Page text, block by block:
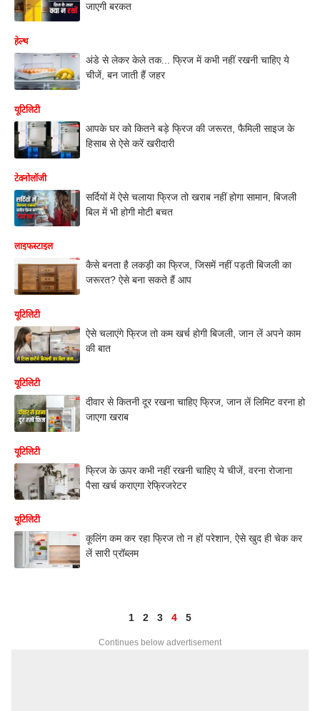
जाएगी बरकत
हेल्थ
अंडे से लेकर केले तक... फ्रिज में कभी नहीं रखनी चाहिए ये
चीजें, बन जाती हैं जहर
यूटिलिटी
आपके घर को कितने बड़े फ्रिज की जरूरत, फैमिली साइज के
हिसाब से ऐसे करें खरीदारी
टेक्नोलॉजी
सर्दियों में ऐसे चलाया फ्रिज तो खराब नहीं होगा सामान, बिजली
बिल में भी होगी मोटी बचत
लाइफस्टाइल
कैसे बनता है लकड़ी का फ्रिज, जिसमें नहीं पड़ती बिजली का
जरूरत? ऐसे बना सकते हैं आप
यूटिलिटी
ऐसे चलाएंगे फ्रिज तो कम खर्च होगी बिजली, जान लें अपने काम
की बात
यूटिलिटी
दीवार से कितनी दूर रखना चाहिए फ्रिज, जान लें लिमिट वरना हो
जाएगा खराब
यूटिलिटी
फ्रिज के ऊपर कभी नहीं रखनी चाहिए ये चीजें, वरना रोजाना
पैसा खर्च कराएगा रेफ्रिजरेटर
यूटिलिटी
कूलिंग कम कर रहा फ्रिज तो न हों परेशान, ऐसे खुद ही चेक कर
लें सारी प्रॉब्लम
1 2 3 4 5
Continues below advertisement